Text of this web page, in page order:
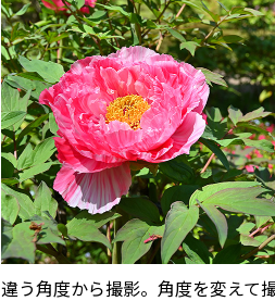
違う角度から撮影。角度を変えて